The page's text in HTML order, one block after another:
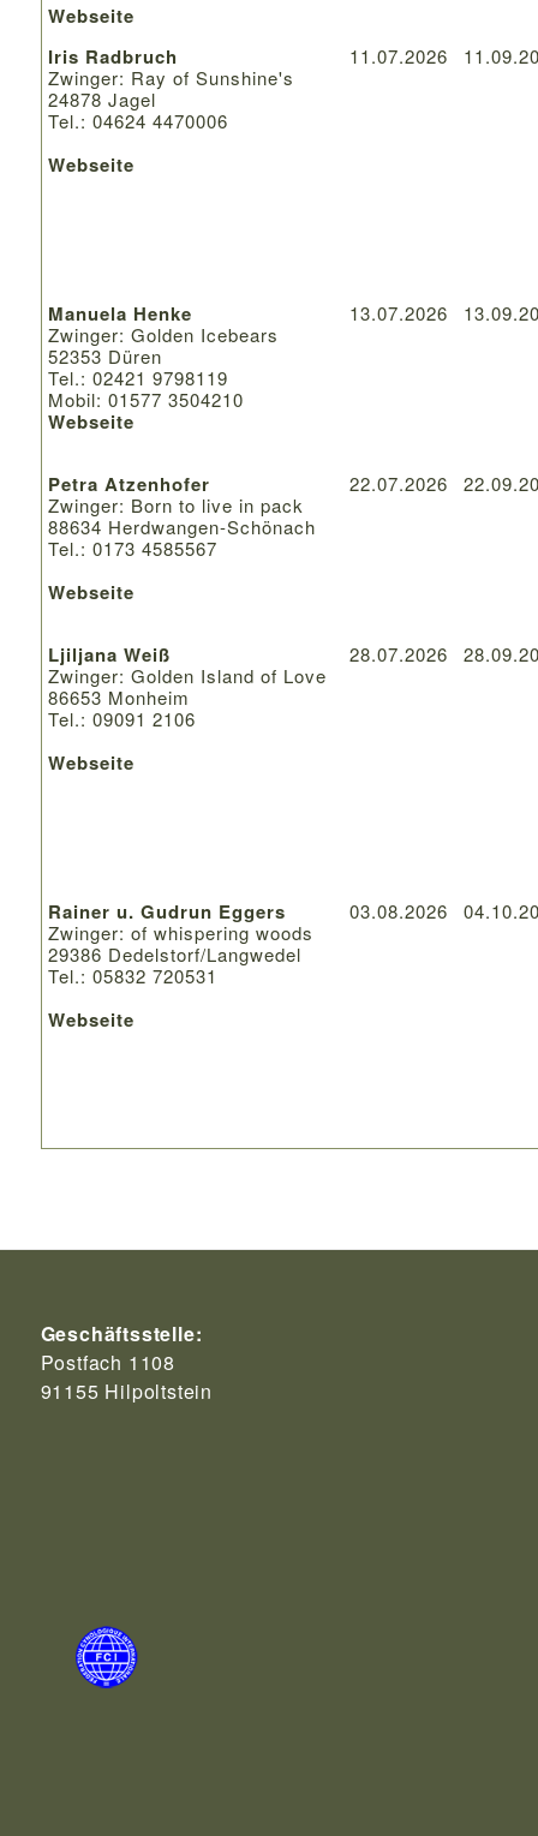
Webseite
Iris Radbruch
Zwinger: Ray of Sunshine's
24878 Jagel
Tel.: 04624 4470006
Webseite
11.07.2026
Manuela Henke
Zwinger: Golden Icebears
52353 Düren
Tel.: 02421 9798119
Mobil: 01577 3504210
Webseite
13.07.2026
Petra Atzenhofer
Zwinger: Born to live in pack
88634 Herdwangen-Schönach
Tel.: 0173 4585567
Webseite
22.07.2026
Ljiljana Weiß
Zwinger: Golden Island of Love
86653 Monheim
Tel.: 09091 2106
Webseite
28.07.2026
Rainer u. Gudrun Eggers
Zwinger: of whispering woods
29386 Dedelstorf/Langwedel
Tel.: 05832 720531
Webseite
03.08.2026
Geschäftsstelle:
Postfach 1108
91155 Hilpoltstein